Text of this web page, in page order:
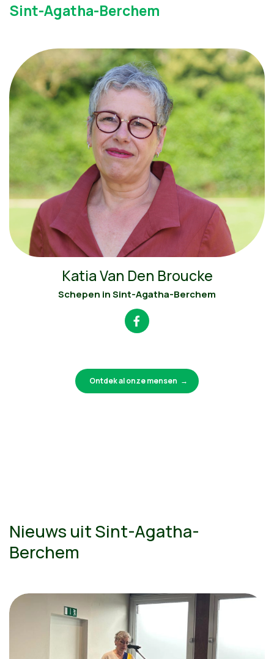
Sint-Agatha-Berchem
Katia Van Den Broucke
Schepen in Sint-Agatha-Berchem
Ontdek al onze mensen
Nieuws uit Sint-Agatha-
Berchem